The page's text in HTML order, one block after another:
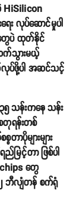
HiSilicon
ေး လုပ်ဆောင်မှုပါ
ေပဲ ထုတ်နိုင်
က်သွားမယ့်
ပ်ဖို့ပါ အဆင်သင့်
၅ သန်းကနေ သန်း
တုရန်းတစ်
ာပိုများများ
မြင့်တာ ဖြစ်ပါ
တွေ
ဘီလျံတန် စက်ရုံ